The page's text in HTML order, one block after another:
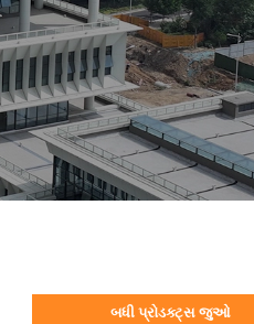
બધી પ્રોડક્ટ્સ જુઓ